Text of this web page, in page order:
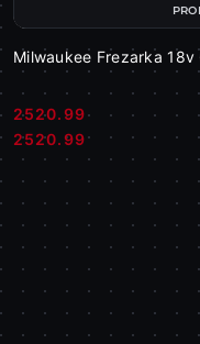
Milwaukee Frezarka
Cena:
2520.99
Cena:
2520.99